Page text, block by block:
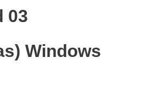
03
Windows